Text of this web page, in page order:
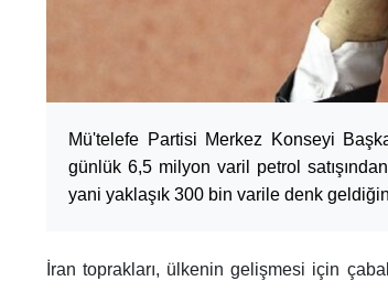
Mü'telefe Partisi Merkez Konseyi
günlük 6,5 milyon varil petrol
yani yaklaşık 300 bin varile denk
İran toprakları, ülkenin gelişmesi için